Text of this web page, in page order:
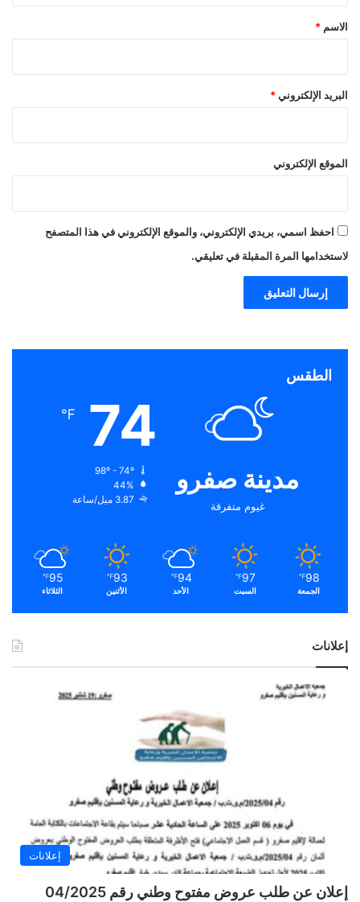
*
الاسم *
البريد الإلكتروني *
الموقع الإلكتروني
احفظ اسمي، بريدي الإلكتروني، والموقع الإلكتروني في هذا المتصفح
لاستخدامها المرة المقبلة في تعليقي.
الطقس
مدينة صفرو
غيوم متفرقة
74
℉
44%
3.87 ميل/ساعة
98
℉
الجمعة
97
℉
السبت
94
℉
الأحد
93
℉
الأثنين
95
℉
الثلاثاء
إعلانات
إعلانات
إعلان عن طلب عروض مفتوح وطني رقم 04/2025